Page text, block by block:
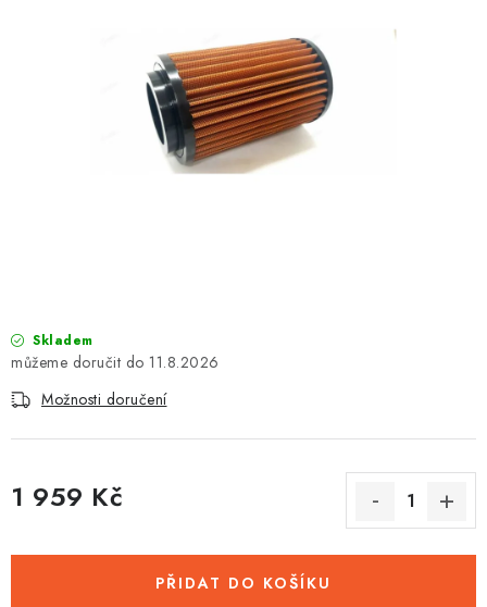
NÁPLNĚ A KAPALINY
Podmínky ochrany osobních údajů
Skladem
11.8.2026
Možnosti doručení
1 959 Kč
PŘIDAT DO KOŠÍKU